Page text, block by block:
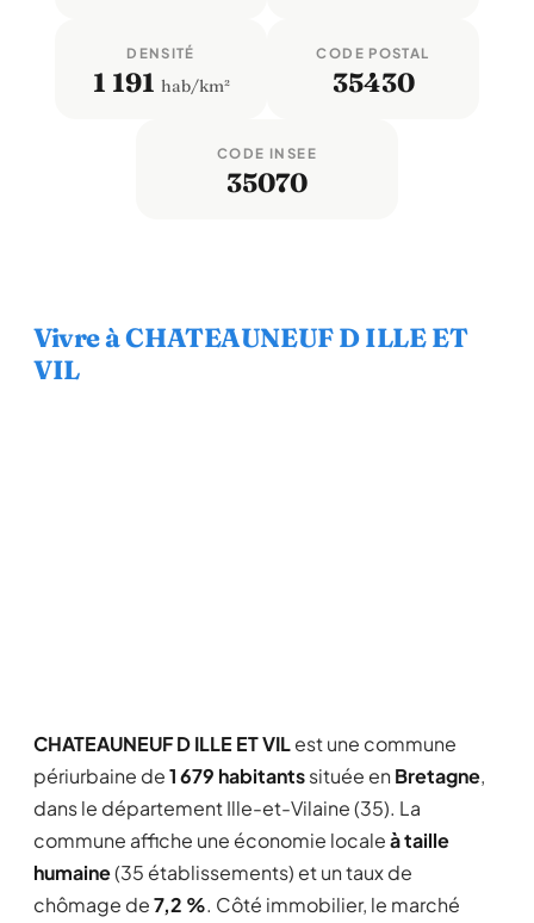
DENSITÉ
1 191 hab/km²
CODE POSTAL
35430
CODE INSEE
35070
Vivre à CHATEAUNEUF D ILLE ET
VIL
CHATEAUNEUF D ILLE ET VILest une commune
périurbaine de1 679 habitantssituée en Bretagne,
dans le département Ille-et-Vilaine (35). La
commune affiche une économie localeà taille
humaine(35 établissements) et un taux de
chômage de7,2 %. Côté immobilier, le marché